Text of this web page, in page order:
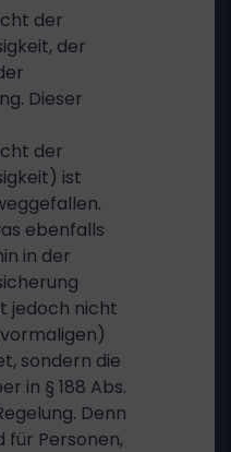
der
der
Dieser
der
ist
ebenfalls
in der
jedoch nicht
sondern die
in § 188 Abs.
Denn
für Personen,